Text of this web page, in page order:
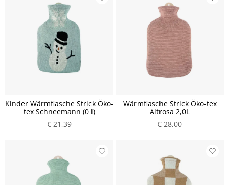
Kinder Wärmflasche Strick Öko-
tex Schneemann (0 l)
€ 21,39
Wärmflasche Strick Öko-tex
Altrosa 2,0L
€ 28,00